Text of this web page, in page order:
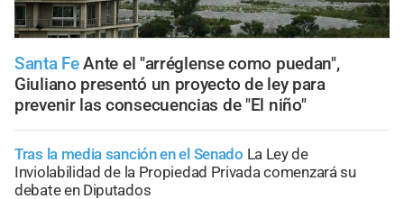
Santa Fe Ante el "arréglense como puedan",
Giuliano presentó un proyecto de ley para
prevenir las consecuencias de "El niño"
Tras la media sanción en el Senado La Ley de
Inviolabilidad de la Propiedad Privada comenzará su
debate en Diputados